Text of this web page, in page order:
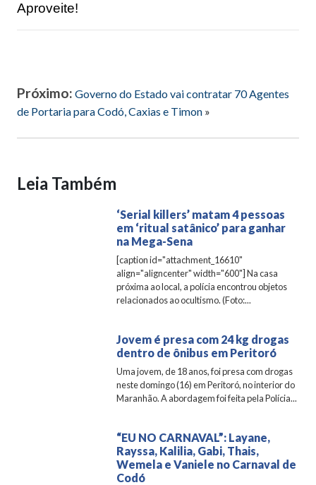
Aproveite!
Próximo: Governo do Estado vai contratar 70 Agentes
de Portaria para Codó, Caxias e Timon »
Leia Também
‘Serial killers’ matam 4 pessoas
em ‘ritual satânico’ para ganhar
na Mega-Sena
[caption id="attachment_16610"
align="aligncenter" width="600"] Na casa
próxima ao local, a polícia encontrou objetos
relacionados ao ocultismo. (Foto:...
Jovem é presa com 24 kg drogas
dentro de ônibus em Peritoró
Uma jovem, de 18 anos, foi presa com drogas
neste domingo (16) em Peritoró, no interior do
Maranhão. A abordagem foi feita pela Polícia...
“EU NO CARNAVAL”: Layane,
Rayssa, Kalilia, Gabi, Thais,
Wemela e Vaniele no Carnaval de
Codó